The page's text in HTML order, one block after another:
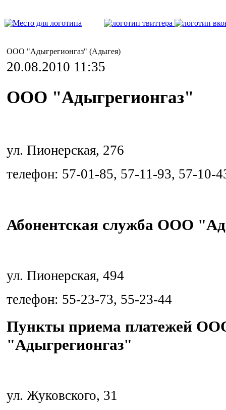
ООО "Адыгрегионгаз" (Адыгея)
20.08.2010 11:35
ООО "Адыгрегионгаз"
ул. Пионерская, 276
телефон: 57-01-85, 57-11-93, 57-10-
Абонентская служба ООО
ул. Пионерская, 494
телефон: 55-23-73, 55-23-44
Пункты приема платежей
"Адыгрегионгаз"
ул. Жуковского, 31